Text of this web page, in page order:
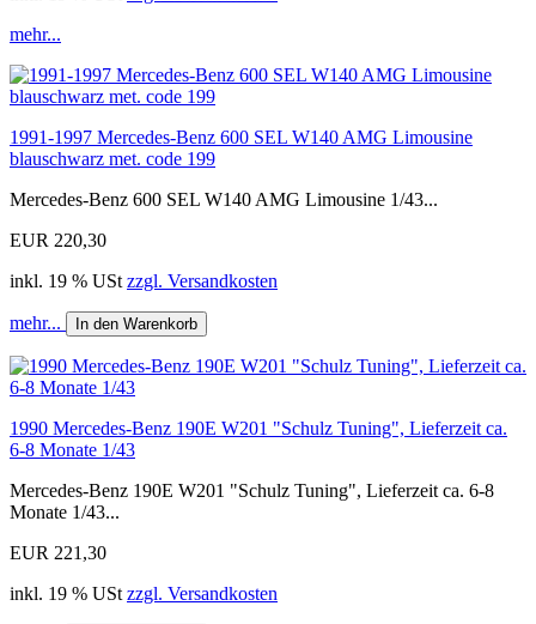
mehr...
1991-1997 Mercedes-Benz 600 SEL W140 AMG Limousine
blauschwarz met. code 199
Mercedes-Benz 600 SEL W140 AMG Limousine 1/43...
EUR 220,30
inkl. 19 % USt zzgl. Versandkosten
mehr... In den Warenkorb
1990 Mercedes-Benz 190E W201 "Schulz Tuning", Lieferzeit ca.
6-8 Monate 1/43
Mercedes-Benz 190E W201 "Schulz Tuning", Lieferzeit ca. 6-8
Monate 1/43...
EUR 221,30
inkl. 19 % USt zzgl. Versandkosten